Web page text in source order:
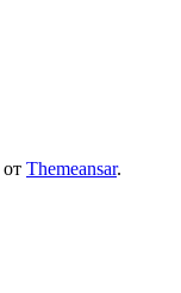
от Themeansar.